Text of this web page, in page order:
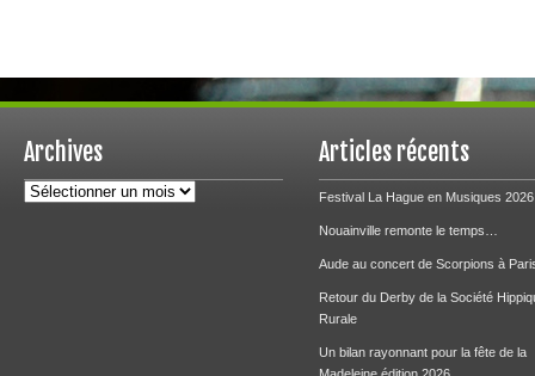
Archives
Archives
Articles récents
Festival La Hague en Musiques 2026
Nouainville remonte le temps…
Aude au concert de Scorpions à
Retour du Derby de la Société
Rurale
Un bilan rayonnant pour la fête de la